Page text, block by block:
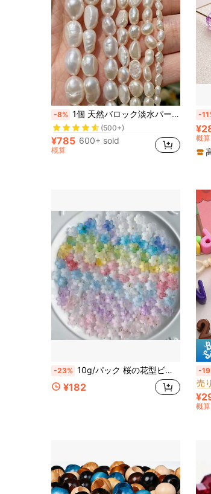
-8% 1個 天然バロック淡水パール ビーズ 4-11mm 穴開き、ホワイト色、セミフィニッシュDIYジュエリーアクセサリー
#4 ベストセラー ホワイト ビーズ
(500+)
#4 ベストセラー ホワイト ビーズ
(500+)
#4 ベストセラー ホワイト ビーズ
(500+)
#4 ベストセラー
ホワイト ビーズ
¥785 600+ sold
概算
-
概算
-23% 10g/パック 桜の花型ビーズ、3Dグラデーションピーチフラワービーズ、0.43インチサイズ、ブレスレット、ネックレス、ペンダント、アクセサリー用ジュエリー製作材料、DIYハンドメイドジュエリー用品
¥182
-
#9
売
#9
売
#9
売
#9
売
概算